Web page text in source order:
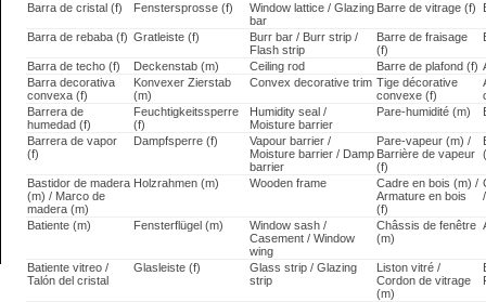
Barra de cristal (f) Fenstersprosse (f)
Window lattice / Glazing
bar
Barre de vitrage (f)
Barra de rebaba (f) Gratleiste (f)
Burr bar / Burr strip /
Flash strip
Barre de fraisage
(f)
Barra de techo (f) Deckenstab (m) Ceiling rod Barre de plafond (f)
Barra decorativa
convexa (f)
Konvexer Zierstab
(m)
Convex decorative trim Tige décorative
convexe (f)
Barrera de
humedad (f)
Feuchtigkeitssperre
(f)
Humidity seal /
Moisture barrier
Pare-humidité (m)
Barrera de vapor
(f)
Dampfsperre (f)
Vapour barrier /
Moisture barrier / Damp
barrier
Pare-vapeur (m) /
Barrière de vapeur
(f)
Bastidor de madera
(m) / Marco de
madera (m)
Holzrahmen (m) Wooden frame
Cadre en bois (m) /
Armature en bois
(f)
Batiente (m) Fensterflügel (m)
Window sash /
Casement / Window
wing
Châssis de fenêtre
(m)
Batiente vitreo /
Talón del cristal
Glasleiste (f)
Glass strip / Glazing
strip
Liston vitré /
Cordon de vitrage
(m)